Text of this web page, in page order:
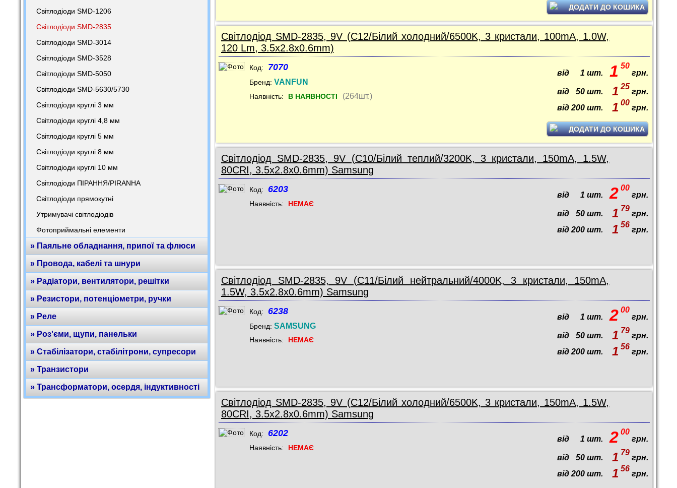
Світлодіоди SMD-1206
Світлодіоди SMD-2835
Світлодіоди SMD-3014
Світлодіоди SMD-3528
Світлодіоди SMD-5050
Світлодіоди SMD-5630/5730
Світлодіоди круглі 3 мм
Світлодіоди круглі 4,8 мм
Світлодіоди круглі 5 мм
Світлодіоди круглі 8 мм
Світлодіоди круглі 10 мм
Світлодіоди ПІРАННЯ/PIRANHA
Світлодіоди прямокутні
Утримувачі світлодіодів
Фотоприймальні елементи
» Паяльне обладнання, припої та флюси
» Провода, кабелі та шнури
» Радіатори, вентилятори, решітки
» Резистори, потенціометри, ручки
» Реле
» Роз'єми, щупи, панельки
» Стабілізатори, стабілітрони, супресори
» Транзистори
» Трансформатори, осердя, індуктивності
ДОДАТИ ДО КОШИКА
Світлодіод SMD-2835, 9V (C12/Білий холодний/6500K, 3 кристали, 100mA, 1.0W,
120 Lm, 3.5x2.8x0.6mm)
Код: 7070
Бренд: VANFUN
Наявність: В НАЯВНОСТІ (264шт.)
від 1 шт. 1 50
грн.
від 50 шт. 1 25
грн.
від 200 шт. 1 00
грн.
ДОДАТИ ДО КОШИКА
Світлодіод SMD-2835, 9V (C10/Білий теплий/3200K, 3 кристали, 150mA, 1.5W,
80CRI, 3.5x2.8x0.6mm) Samsung
Код: 6203
Наявність: НЕМАЄ
від 1 шт. 2 00
грн.
від 50 шт. 1 79
грн.
від 200 шт. 1 56
грн.
Світлодіод SMD-2835, 9V (C11/Білий нейтральний/4000K, 3 кристали, 150mA,
1.5W, 3.5x2.8x0.6mm) Samsung
Код: 6238
Бренд: SAMSUNG
Наявність: НЕМАЄ
від 1 шт. 2 00
грн.
від 50 шт. 1 79
грн.
від 200 шт. 1 56
грн.
Світлодіод SMD-2835, 9V (C12/Білий холодний/6500K, 3 кристали, 150mA, 1.5W,
80CRI, 3.5x2.8x0.6mm) Samsung
Код: 6202
Наявність: НЕМАЄ
від 1 шт. 2 00
грн.
від 50 шт. 1 79
грн.
від 200 шт. 1 56
грн.